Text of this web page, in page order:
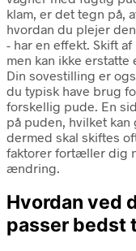
klam, er det tegn på,
hvordan du plejer
- har en effekt. Skift
men kan ikke erstatte
Din sovestilling er
du typisk have brug
forskellig pude. En
på puden, hvilket
dermed skal skiftes
faktorer fortæller dig
ændring.
Hvordan ved
passer bedst